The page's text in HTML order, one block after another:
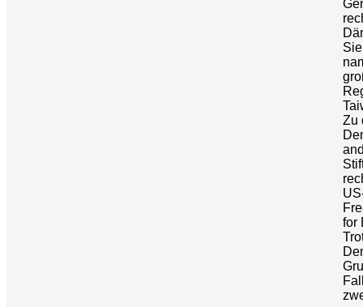
Zu
for